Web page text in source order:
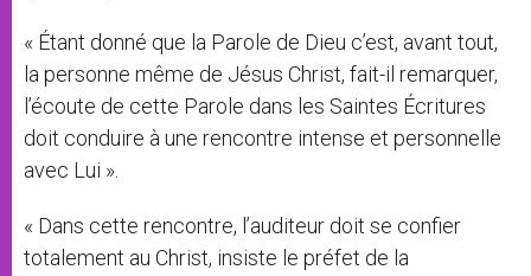
« Étant donné que la Parole de Dieu c’est, avant tout,
la personne même de Jésus Christ, fait-il remarquer,
l’écoute de cette Parole dans les Saintes Écritures
doit conduire à une rencontre intense et personnelle
avec Lui ».
« Dans cette rencontre, l’auditeur doit se confier
totalement au Christ, insiste le préfet de la